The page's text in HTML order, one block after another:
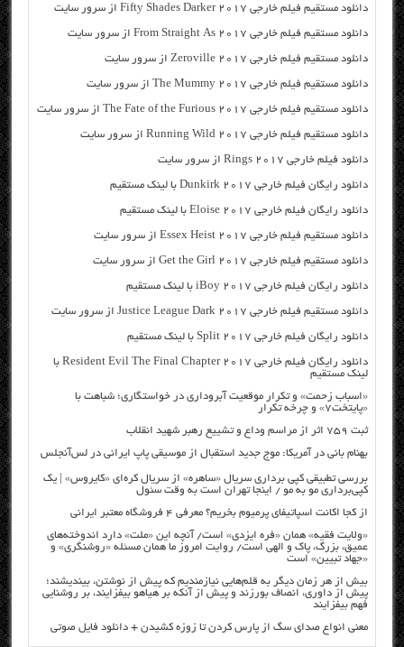
دانلود مستقیم فیلم خارجی Fifty Shades Darker 2017 از سرور سایت
دانلود مستقیم فیلم خارجی From Straight As 2017 از سرور سایت
دانلود مستقیم فیلم خارجی Zeroville 2017 از سرور سایت
دانلود مستقیم فیلم خارجی The Mummy 2017 از سرور سایت
دانلود مستقیم فیلم خارجی The Fate of the Furious 2017 از سرور سایت
دانلود مستقیم فیلم خارجی Running Wild 2017 از سرور سایت
دانلود فیلم خارجی Rings 2017 از سرور سایت
دانلود رایگان فیلم خارجی Dunkirk 2017 با لینک مستقیم
دانلود رایگان فیلم خارجی Eloise 2017 با لینک مستقیم
دانلود مستقیم فیلم خارجی Essex Heist 2017 از سرور سایت
دانلود مستقیم فیلم خارجی Get the Girl 2017 از سرور سایت
دانلود رایگان فیلم خارجی iBoy 2017 با لینک مستقیم
دانلود مستقیم فیلم خارجی Justice League Dark 2017 از سرور سایت
دانلود رایگان فیلم خارجی Split 2017 با لینک مستقیم
دانلود رایگان فیلم خارجی Resident Evil The Final Chapter 2017 با
لینک مستقیم
«اسباب زحمت» و تکرار موقعیت آبروداری در خواستگاری؛ شباهت با
«پایتخت۷» و چرخه تکرار
ثبت ۷۵۹ اثر از مراسم وداع و تشییع رهبر شهید انقلاب
بهنام بانی در آمریکا: موج جدید استقبال از موسیقی پاپ ایرانی در لس‌آنجلس
بررسی تطبیقی کپی برداری سریال «ساهره» از سریال کره‌ای «کایروس» | یک
کپی‌برداری مو به مو / اینجا تهران است به وقت سئول
از کجا اکانت اسپاتیفای پرمیوم بخریم؟ معرفی ۴ فروشگاه معتبر ایرانی
«ولایت فقیه» همان «فره ایزدی» است/ آنچه این «ملت» دارد اندوخته‌های
عمیق، بزرگ، پاک و الهی است/ روایت امروز ما همان مسئله «روشنگری» و
«جهاد تبیین» است
بیش از هر زمان دیگر به قلم‌هایی نیازمندیم که پیش از نوشتن، بیندیشند؛
پیش از داوری، انصاف بورزند و پیش از آنکه بر هیاهو بیفزایند، بر روشنایی
فهم بیفزایند
معنی انواع صدای سگ از پارس کردن تا زوزه کشیدن + دانلود فایل صوتی